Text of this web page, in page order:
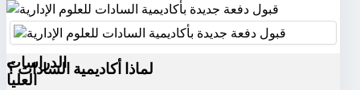
لماذا أكاديمية السادات ؟
الدراسات
العليا